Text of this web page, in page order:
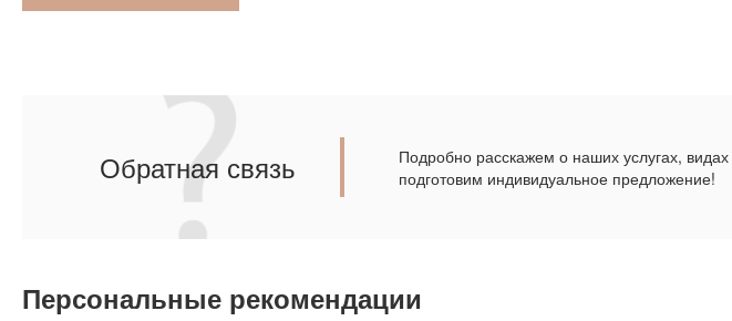
Обратная связь
Подробно расскажем о наших услугах,
подготовим индивидуальное предложение!
Персональные рекомендации